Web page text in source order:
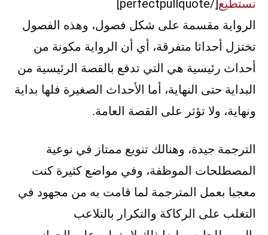
نستطيع[/perfectpullquote]
الرواية مقسمة على شكل فصول، وهذه الفصول
تختزل أحداثا متفرقة، أي أن الرواية مكونة من
أحداث رئيسية هي التي تدفع بالقصة الرئيسية من
البداية حتى النهاية، أما الأحداث الصغيرة فلها بداية
ونهاية، ولا تؤثر على القصة العامة.
الترجمة جيدة، وهنالك تنويع ممتاز في نوعية
المصطلحات الموظفة، وفي مواضع كثيرة كنت
معجبا بعمل المترجمة لما قامت به من مجهود في
التغلب على الركاكة والتكرار بالتلاعب